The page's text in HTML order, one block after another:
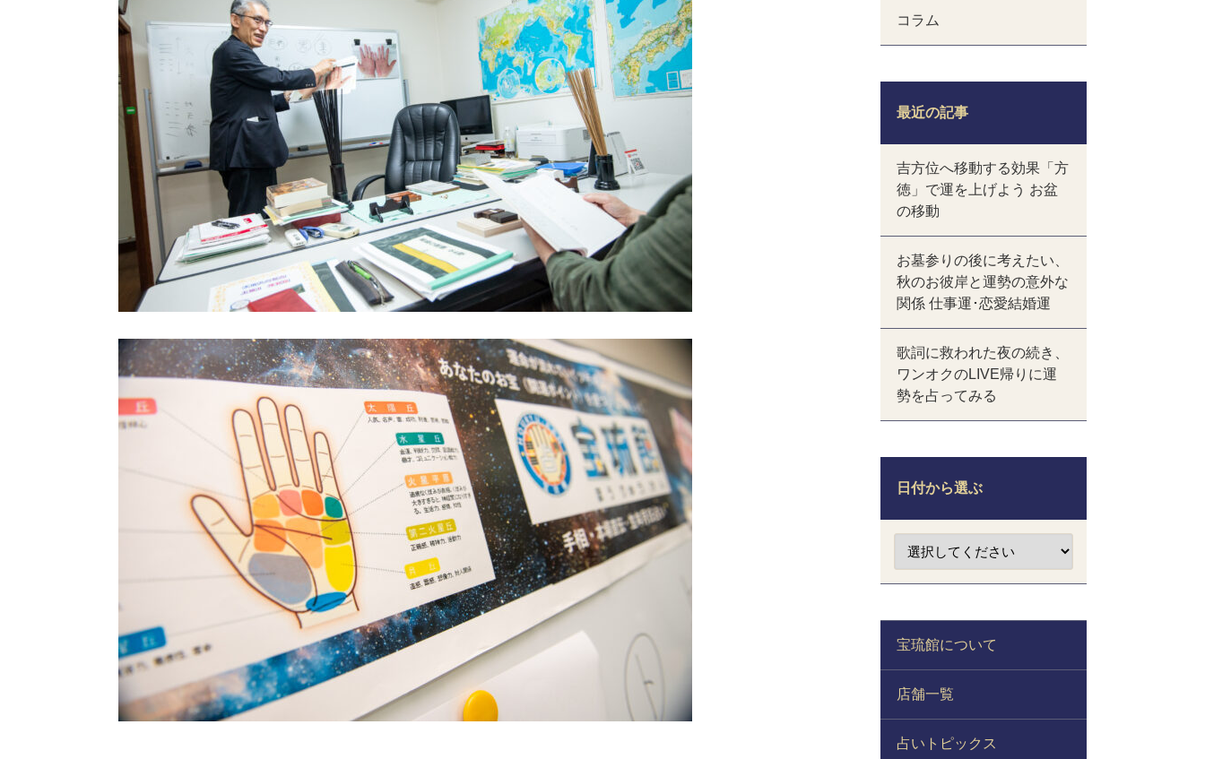
コラム
最近の記事
吉方位へ移動する効果「方
徳」で運を上げよう お盆
の移動
お墓参りの後に考えたい、
秋のお彼岸と運勢の意外な
関係 仕事運･恋愛結婚運
歌詞に救われた夜の続き、
ワンオクのLIVE帰りに運
勢を占ってみる
日付から選ぶ
宝琉館について
店舗一覧
占いトピックス